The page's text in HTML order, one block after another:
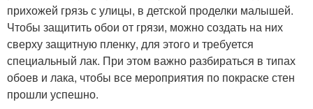
прихожей грязь с улицы, в детской проделки малышей.
Чтобы защитить обои от грязи, можно создать на них
сверху защитную пленку, для этого и требуется
специальный лак. При этом важно разбираться в типах
обоев и лака, чтобы все мероприятия по покраске стен
прошли успешно.